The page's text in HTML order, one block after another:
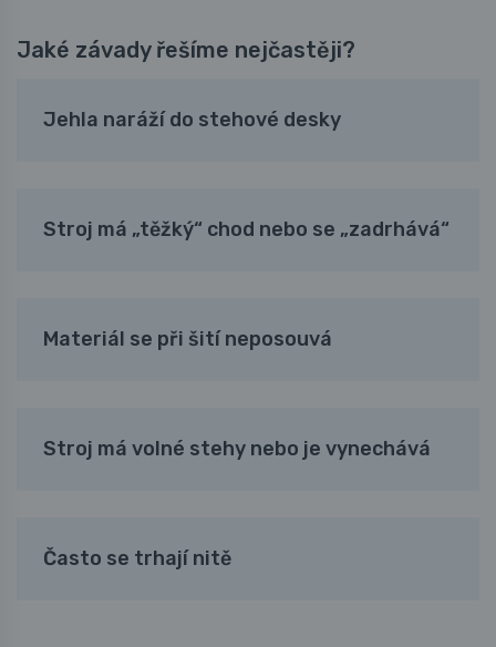
Jaké závady řešíme nejčastěji?
Jehla naráží do stehové desky
Stroj má „těžký“ chod nebo se „zadrhává“
Materiál se při šití neposouvá
Stroj má volné stehy nebo je vynechává
Často se trhají nitě